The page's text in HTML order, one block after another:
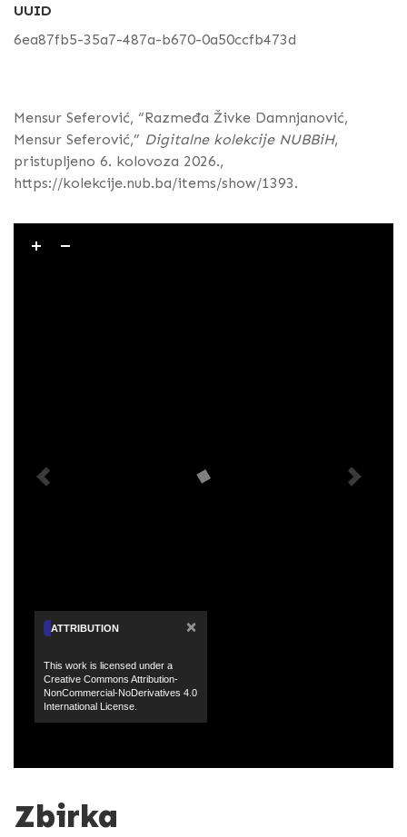
Zbirka
UUID
6ea87fb5-35a7-487a-b670-0a50ccfb473d
Mensur Seferović, “Razmeđa Živke Damnjanović,
Mensur Seferović,” Digitalne kolekcije NUBBiH,
pristupljeno 6. kolovoza 2026.,
https://kolekcije.nub.ba/items/show/1393.
ATTRIBUTION ×
This work is licensed under a
Creative Commons Attribution-
NonCommercial-NoDerivatives 4.0
International License.